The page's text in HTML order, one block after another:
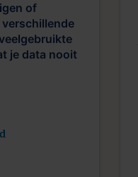
of
je data nooit